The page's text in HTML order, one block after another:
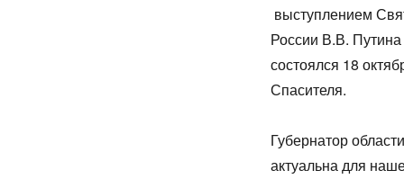
выступлением
России В.В.
состоялся 18
Спасителя.
Губернатор
актуальна для